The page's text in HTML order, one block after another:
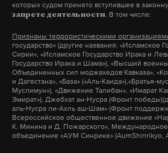
Если Кириенко придет, то для
большая честь. Обычно, когда
Кириенко, он зачитывает
Это его главная миссия. Для
партии это было бы большой
раз человек уровня управления
политики у нас на съезде был
Викторович, когда он еще
вступления Украины в
Венгрия.
«Есть объективные
венгерского меньшинства в
культурной автономии этого
этом отношения с Киевом тоже,
сложные. Хотя вот такой
был характерен для
абсолютно любой разворот
он.
Трамп может сделать все, что
ядерного удара все-таки не
руководитель «Политической
группы» Константин Калачев.
«Ожидать можно чего угодно, в
которых судом принято вступившее в
запрете деятельности. В том числе:
Признаны террористическими
государство» (другие названия: «Исламское
Сирии», «Исламское Государство Ирака и
Государство Ирака и Шама»), «Высший
Объединенных сил моджахедов Кавказа»,
и Дагестана», «База» («Аль-Каида»),«Братья-
Муслимун»), «Движение Талибан», «Имарат
Эмират»), Джебхат ан-Нусра (Фронт
аль-Нусра ли-Ахль аш-Шам» (Фронт
Всероссийское общественное движение
К. Минина и Д. Пожарского»,
объединение «АУМ Синрике» (AumShinrikyo,